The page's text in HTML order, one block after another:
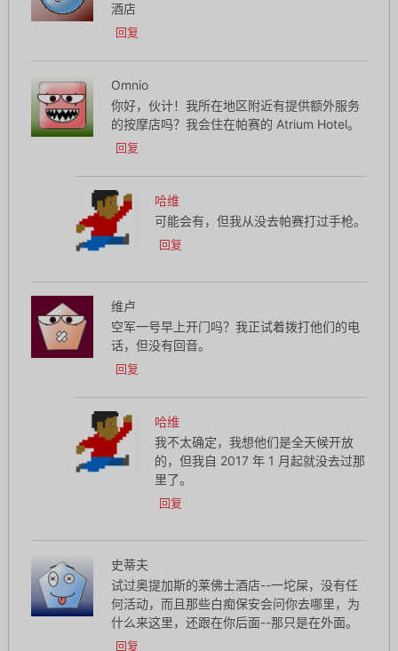
酒店
回复
Omnio
你好，伙计！我所在地区附近有提供额外服务
的按摩店吗？我会住在帕赛的 Atrium Hotel。
回复
哈维
可能会有，但我从没去帕赛打过手枪。
回复
维卢
空军一号早上开门吗？我正试着拨打他们的电
话，但没有回音。
回复
哈维
我不太确定，我想他们是全天候开放
的，但我自 2017 年 1 月起就没去过那
里了。
回复
史蒂夫
试过奥提加斯的莱佛士酒店--一坨屎，没有任
何活动，而且那些白痴保安会问你去哪里，为
什么来这里，还跟在你后面--那只是在外面。
回复